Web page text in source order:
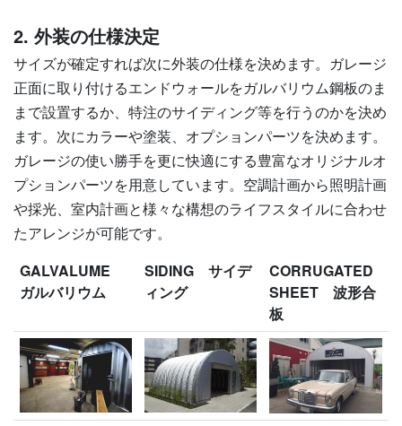
2. 外装の仕様決定
サイズが確定すれば次に外装の仕様を決めます。ガレージ
正面に取り付けるエンドウォールをガルバリウム鋼板のま
まで設置するか、特注のサイディング等を行うのかを決め
ます。次にカラーや塗装、オプションパーツを決めます。
ガレージの使い勝手を更に快適にする豊富なオリジナルオ
プションパーツを用意しています。空調計画から照明計画
や採光、室内計画と様々な構想のライフスタイルに合わせ
たアレンジが可能です。
GALVALUME
ガルバリウム
SIDING サイデ
ィング
CORRUGATED
SHEET 波形合
板